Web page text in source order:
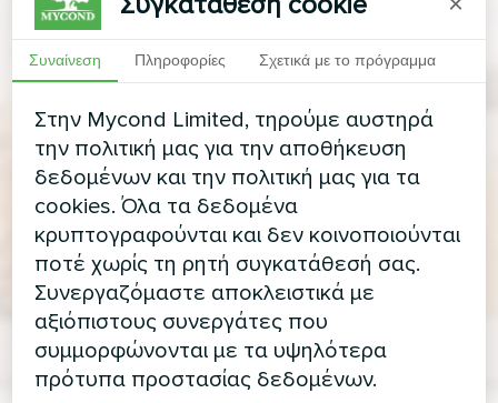
Συναίνεση Πληροφορίες Σχετικά με το πρόγραμμα
Στην Mycond Limited, τηρούμε αυστηρά
την πολιτική μας για την αποθήκευση
δεδομένων και την πολιτική μας για τα
cookies. Όλα τα δεδομένα
κρυπτογραφούνται και δεν κοινοποιούνται
ποτέ χωρίς τη ρητή συγκατάθεσή σας.
Συνεργαζόμαστε αποκλειστικά με
αξιόπιστους συνεργάτες που
συμμορφώνονται με τα υψηλότερα
πρότυπα προστασίας δεδομένων.